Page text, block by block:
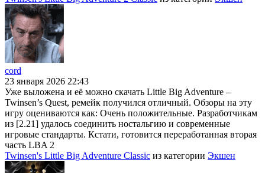
cord
23 января 2026 22:43
Уже выложена и её можно скачать Little Big Adventure –
Twinsen’s Quest, ремейк получился отличный. Обзоры на эту
игру оцениваются как: Очень положительные. Разработчикам
из [2.21] удалось соединить ностальгию и современные
игровые стандарты. Кстати, готовится переработанная вторая
часть LBA 2
Twinsen's Little Big Adventure Classic из категории Экшен